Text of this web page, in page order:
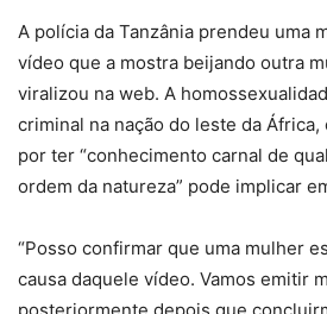
A polícia da Tanzânia prendeu uma
vídeo que a mostra beijando outra
viralizou na web. A
criminal na nação do leste da África,
por ter “conhecimento carnal de
ordem da natureza” pode implicar
“Posso confirmar que uma mulher
causa daquele vídeo. Vamos emitir